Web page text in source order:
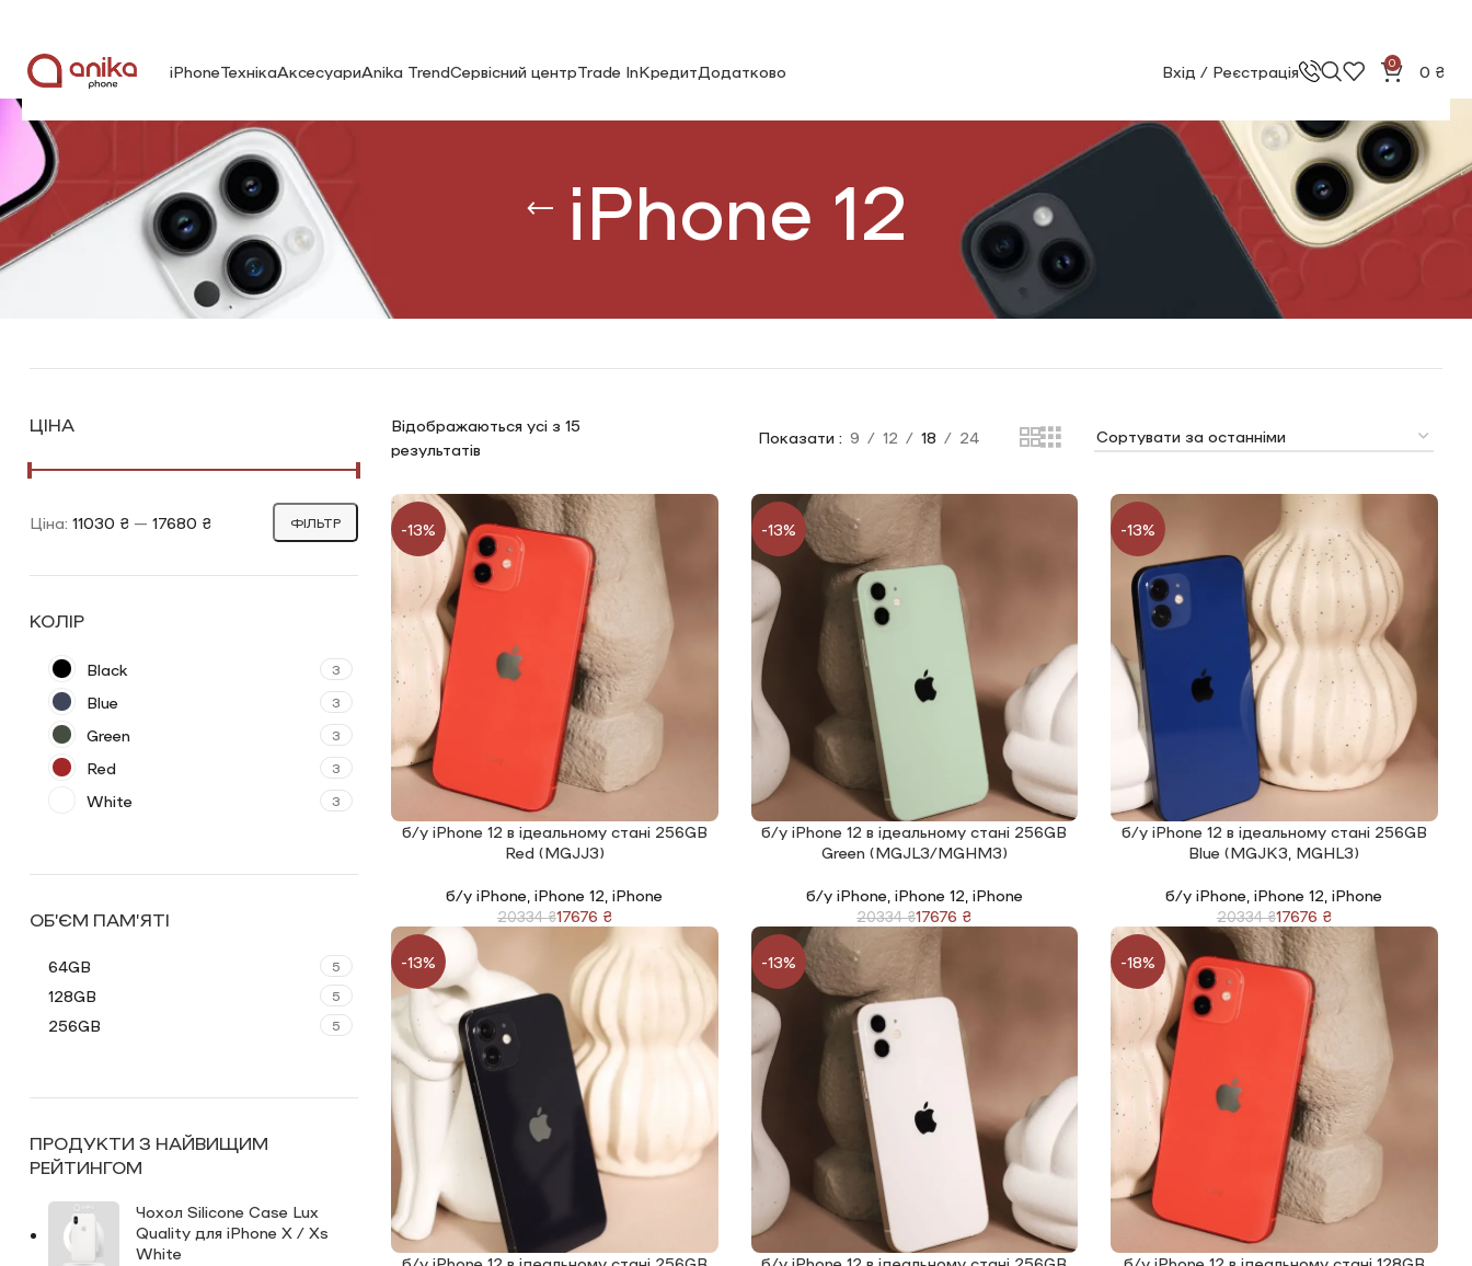
iPhoneТехнікаАксесуариAnika TrendСервісний центрTrade InКредитДодатково Вхід / Реєстрація 0 0 ₴
iPhone 12
ЦІНА
ФІЛЬТР
Ціна: 11030 ₴ — 17680 ₴
КОЛІР
Black 3
Blue 3
Green 3
Red 3
White 3
ОБ’ЄМ ПАМ’ЯТІ
64GB 5
128GB 5
256GB 5
ПРОДУКТИ З НАЙВИЩИМ
РЕЙТИНГОМ
Чохол Silicone Сase Lux
Quality для iPhone X / Xs
White
Відображаються усі з 15
результатів
Показати 9 12 18 24
-13%
ЧИТАТИ ДАЛІ
б/у iPhone 12 в ідеальному стані 256GB
Red (MGJJ3)
б/у iPhone ,iPhone 12 ,iPhone
20334₴17676 ₴
-13%
ЧИТАТИ ДАЛІ
б/у iPhone 12 в ідеальному стані 256GB
Green (MGJL3/MGHM3)
б/у iPhone, iPhone 12 iPhone
20334₴17676 ₴
-13%
ЧИТАТИ ДАЛІ
б/у iPhone 12 в ідеальному стані 256GB
Blue (MGJK3, MGHL3)
б/у iPhone ,iPhone 12 ,iPhone
20334₴17676 ₴
-13% -13% -18%